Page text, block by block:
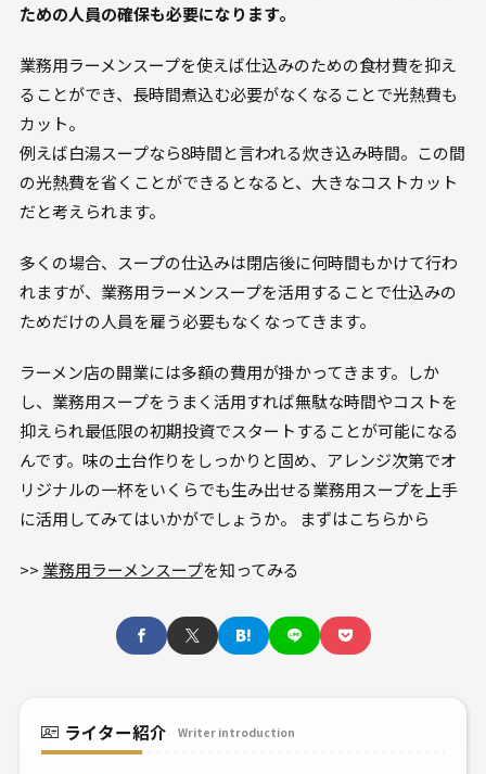
ための人員の確保も必要になります。
業務用ラーメンスープを使えば仕込みのための食材費を抑え
ることができ、長時間煮込む必要がなくなることで光熱費も
カット。
例えば白湯スープなら8時間と言われる炊き込み時間。この間
の光熱費を省くことができるとなると、大きなコストカット
だと考えられます。
多くの場合、スープの仕込みは閉店後に何時間もかけて行わ
れますが、業務用ラーメンスープを活用することで仕込みの
ためだけの人員を雇う必要もなくなってきます。
ラーメン店の開業には多額の費用が掛かってきます。しか
し、業務用スープをうまく活用すれば無駄な時間やコストを
抑えられ最低限の初期投資でスタートすることが可能になる
んです。味の土台作りをしっかりと固め、アレンジ次第でオ
リジナルの一杯をいくらでも生み出せる業務用スープを上手
に活用してみてはいかがでしょうか。 まずはこちらから
>> 業務用ラーメンスープを知ってみる
ライター紹介 Writer introduction